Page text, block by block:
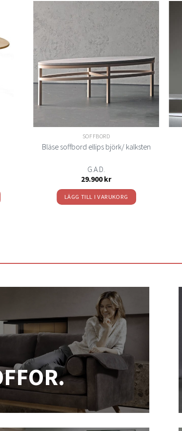
Lägg
i
Lägg
till i
önskelistan
SOFFBORD
Bläse soffbord ellips björk/ kalksten
G.A.D.
29.900kr
LÄGG TILL I VARUKORG